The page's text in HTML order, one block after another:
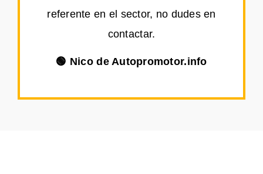
referente en el sector, no dudes en
contactar.
🟢 Nico de Autopromotor.info